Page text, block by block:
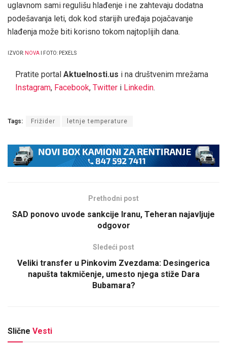
uglavnom sami regulišu hlađenje i ne zahtevaju dodatna
podešavanja leti, dok kod starijih uređaja pojačavanje
hlađenja može biti korisno tokom najtoplijih dana.
IZVOR: NOVA I FOTO: PEXELS
Pratite portal Aktuelnosti.us i na društvenim mrežama
Instagram, Facebook, Twitter i Linkedin.
Tags: Frižider letnje temperature
Prethodni post
SAD ponovo uvode sankcije Iranu, Teheran najavljuje
odgovor
Sledeći post
Veliki transfer u Pinkovim Zvezdama: Desingerica
napušta takmičenje, umesto njega stiže Dara
Bubamara?
Slične Vesti